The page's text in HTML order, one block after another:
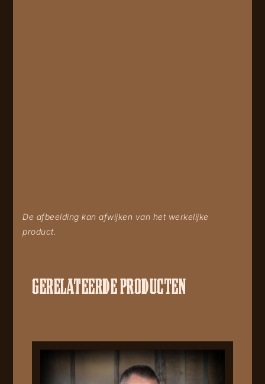
De afbeelding kan afwijken van het werkelijke
product.
GERELATEERDE PRODUCTEN